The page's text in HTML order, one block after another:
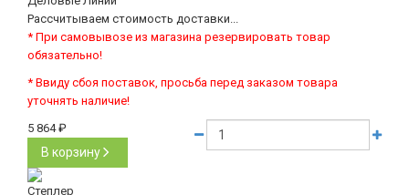
Рассчитываем стоимость доставки...
* При самовывозе из магазина резервировать товар
обязательно!
* Ввиду сбоя поставок, просьба перед заказом товара
уточнять наличие!
5 864₽
В корзину